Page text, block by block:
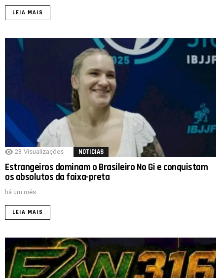
LEIA MAIS
23 Visualizações NOTICIAS
Estrangeiros dominam o Brasileiro No Gi e conquistam
os absolutos da faixa-preta
há um mês
LEIA MAIS